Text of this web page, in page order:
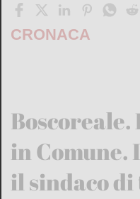
CRONACA
in Comune.
il sindaco